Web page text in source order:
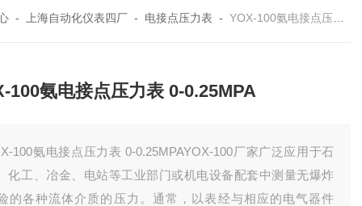
- 上海自动化仪表四厂 - 电接点压力表 -YOX-100氨电接点压力表 0-0.25MPA
100氨电接点压力表 0-0.25MPA
100氨电接点压力表 0-0.25MPAYOX-100厂家广泛应用于石
化工、冶金、电站等工业部门或机电设备配套中测量无爆炸
的各种流体介质的压力。通常，以表经与相应的电气器件